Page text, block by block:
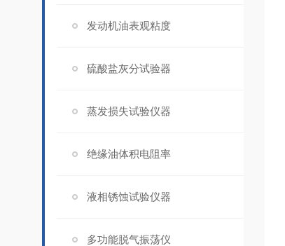
发动机油表观粘度
硫酸盐灰分试验器
蒸发损失试验仪器
绝缘油体积电阻率
液相锈蚀试验仪器
多功能脱气振荡仪